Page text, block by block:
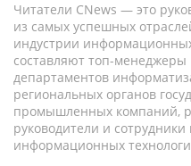
Читатели CNews — это
из самых успешных
индустрии
составляют топ-
департаментов
региональных органов
промышленных компаний,
руководители и
информационных